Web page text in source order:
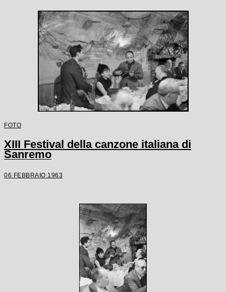
FOTO
XIII Festival della canzone italiana di
Sanremo
06 FEBBRAIO 1963